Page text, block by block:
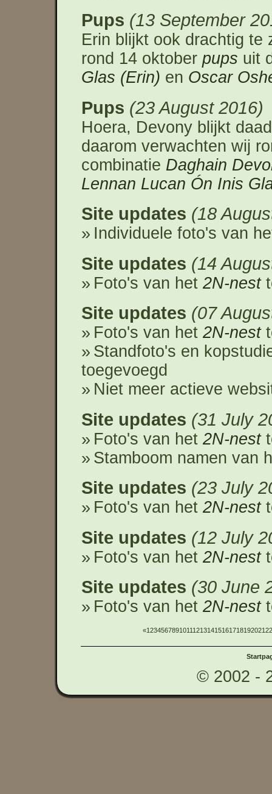
Pups 13 September
Erin blijkt ook drachtig te
rond 14 oktober pups uit
Glas (Erin) en Oscar
Pups 23 August 2016
Hoera, Devony blijkt
daarom verwachten wij
combinatie Daghain
Lennan Lucan Ón Inis
Site updates 18
Individuele foto's van
Site updates 14
Foto's van het 2N-nest
Site updates 07
Foto's van het 2N-nest
Standfoto's en
toegevoegd
Niet meer actieve
Site updates 31 July
Foto's van het 2N-nest
Stamboom namen van
Site updates 23 July
Foto's van het 2N-nest
Site updates 12 July
Foto's van het 2N-nest
Site updates 30 June
Foto's van het 2N-nest
«12345678910111213141516171819202122
© 2002 -